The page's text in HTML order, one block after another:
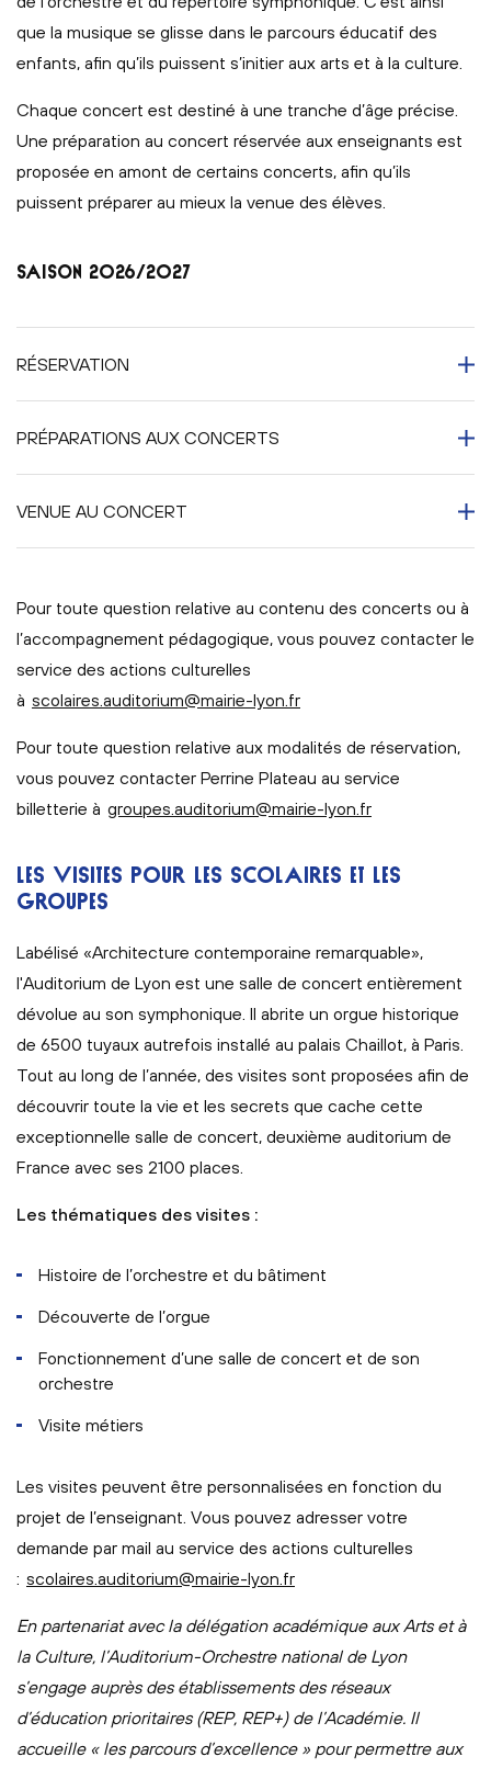
que la musique se glisse dans le parcours éducatif des
enfants, afin qu’ils puissent s’initier aux arts et à la culture.
Chaque concert est destiné à une tranche d’âge précise.
Une préparation au concert réservée aux enseignants est
proposée en amont de certains concerts, afin qu’ils
puissent préparer au mieux la venue des élèves.
SAISON 2026/2027
RÉSERVATION
PRÉPARATIONS AUX CONCERTS
VENUE AU CONCERT
Pour toute question relative au contenu des concerts ou à
l’accompagnement pédagogique, vous pouvez contacter le
service des actions culturelles
à scolaires.auditorium@mairie-lyon.fr
Pour toute question relative aux modalités de réservation,
vous pouvez contacter Perrine Plateau au service
billetterie à groupes.auditorium@mairie-lyon.fr
LES VISITES POUR LES SCOLAIRES ET LES
GROUPES
Labélisé «Architecture contemporaine remarquable»,
l'Auditorium de Lyon est une salle de concert entièrement
dévolue au son symphonique. Il abrite un orgue historique
de 6500 tuyaux autrefois installé au palais Chaillot, à Paris.
Tout au long de l’année, des visites sont proposées afin de
découvrir toute la vie et les secrets que cache cette
exceptionnelle salle de concert, deuxième auditorium de
France avec ses 2100 places.
Les thématiques des visites :
Histoire de l’orchestre et du bâtiment
Découverte de l’orgue
Fonctionnement d’une salle de concert et de son
orchestre
Visite métiers
Les visites peuvent être personnalisées en fonction du
projet de l’enseignant. Vous pouvez adresser votre
demande par mail au service des actions culturelles
: scolaires.auditorium@mairie-lyon.fr
En partenariat avec la délégation académique aux Arts et à
la Culture, l’Auditorium-Orchestre national de Lyon
s’engage auprès des établissements des réseaux
d’éducation prioritaires (REP, REP+) de l’Académie. Il
accueille « les parcours d’excellence » pour permettre aux